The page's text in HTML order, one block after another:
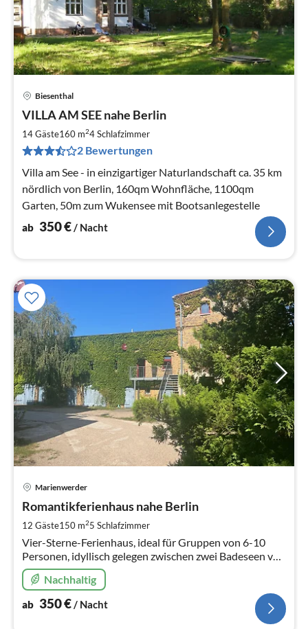
Biesenthal
VILLA AM SEE nahe Berlin
14 Gäste160 m24Schlafzimmer
2 Bewertungen
Villa am See - in einzigartiger Naturlandschaft ca. 35 km
nördlich von Berlin, 160qm Wohnfläche, 1100qm
Garten, 50m zum Wukensee mit Bootsanlegestelle
ab 350€/ Nacht
Marienwerder
Romantikferienhaus nahe Berlin
12 Gäste150 m25 Schlafzimmer
Vier-Sterne-Ferienhaus, ideal für Gruppen von 6-10
Personen, idyllisch gelegen zwischen zwei Badeseen vor
den Toren Berlins mit sehr guter Verkehrsanbindung.
Nachhaltig
ab 350€/ Nacht